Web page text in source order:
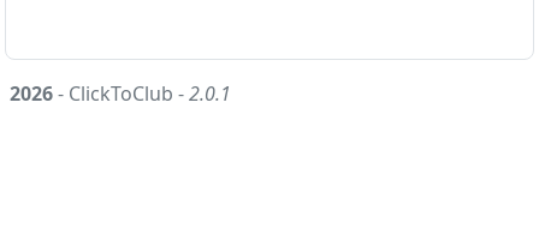
2026- ClickToClub -2.0.1